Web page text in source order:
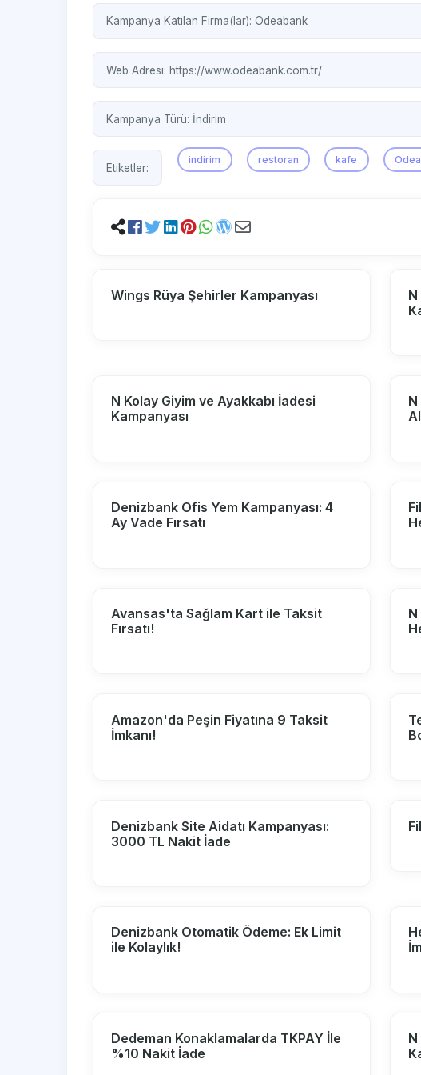
Kampanya Katılan Firma(lar): Odeabank
Web Adresi: https://www.odeabank.com.tr/
Kampanya Türü: İndirim
Etiketler:
indirim restoran kafe
Wings Rüya Şehirler Kampanyası
N Kolay Giyim ve Ayakkabı İadesi
Kampanyası
Denizbank Ofis Yem Kampanyası: 4
Ay Vade Fırsatı
Avansas'ta Sağlam Kart ile Taksit
Fırsatı!
Amazon'da Peşin Fiyatına 9 Taksit
İmkanı!
Denizbank Site Aidatı Kampanyası:
3000 TL Nakit İade
Denizbank Otomatik Ödeme: Ek Limit
ile Kolaylık!
Dedeman Konaklamalarda TKPAY İle
%10 Nakit İade